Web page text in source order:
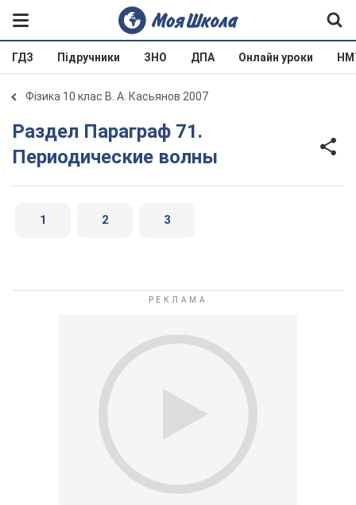
ГДЗ Підручники ЗНО ДПА Онлайн уроки
Фізика 10 клас В. А. Касьянов 2007
Раздел Параграф 71.
Периодические волны
1 2 3